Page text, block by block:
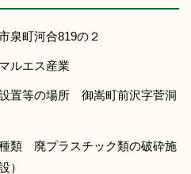
泉町河合819の２
ルエス産業
置等の場所 御嵩町前沢字菅洞
類 廃プラスチック類の破砕施
）